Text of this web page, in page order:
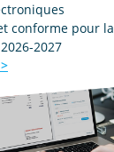
conforme pour la
2027